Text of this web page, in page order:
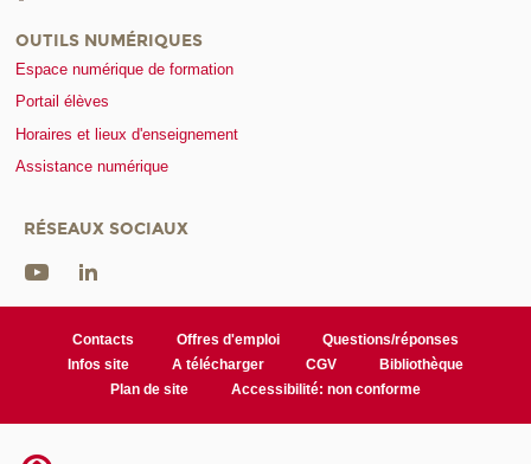
OUTILS NUMÉRIQUES
Espace numérique de formation
Portail élèves
Horaires et lieux d'enseignement
Assistance numérique
RÉSEAUX SOCIAUX
Contacts Offres d'emploi
Questions/réponses
Infos site
A télécharger CGV
Bibliothèque
Plan de site
Accessibilité: non conforme